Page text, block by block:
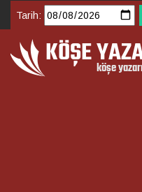
Tarih: